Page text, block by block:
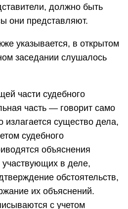
должно быть
они представляют.
указывается, в открытом
заседании слушалось
части судебного
часть — говорит само
излагается существо дела,
судебного
объяснения
участвующих в деле,
обстоятельств,
их объяснений.
с учетом